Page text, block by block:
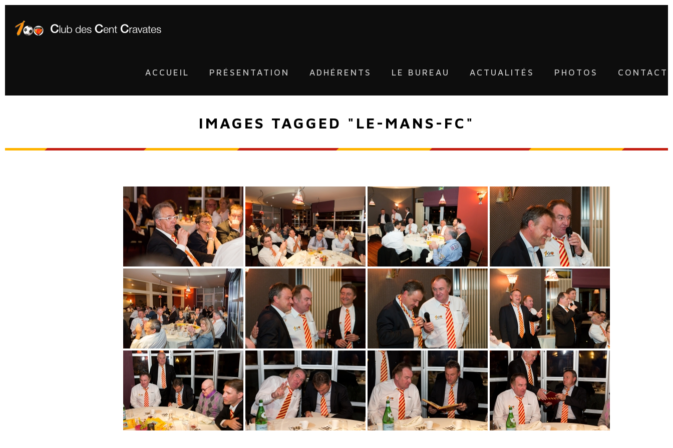
ACCUEIL PRÉSENTATION ADHÉRENTS LE BUREAU ACTUALITÉS PHOTOS CONTACT
IMAGES TAGGED "LE-MANS-FC"